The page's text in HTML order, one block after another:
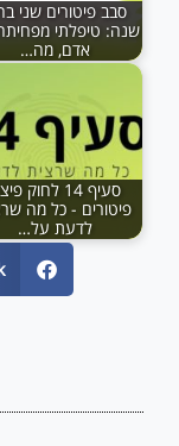
סבב פיטורים שני
שנה: טיפלתי
אדם, מה…
סעיף 14 לחוק
פיטורים - כל מה
לדעת על…